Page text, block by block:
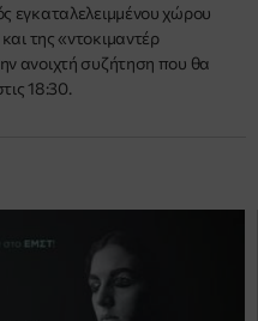
εγκαταλελειμμένου χώρου
της «ντοκιμαντέρ
ανοιχτή συζήτηση που θα
18:30.